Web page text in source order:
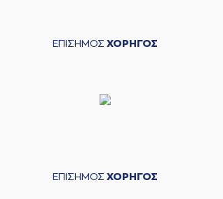
ΕΠΙΣΗΜΟΣ ΧΟΡΗΓΟΣ
ΕΠΙΣΗΜΟΣ ΧΟΡΗΓΟΣ